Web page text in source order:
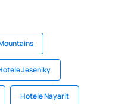
Jeseniky
Hotele Nayarit